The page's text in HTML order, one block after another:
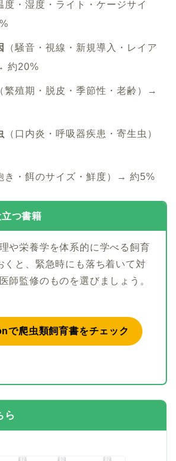
度・湿度・ライト・ケージサイ
（騒音・視線・新規導入・レイア
約20%
（繁殖期・脱皮・季節性・老齢）→
（口内炎・呼吸器疾患・寄生虫）
き・餌のサイズ・鮮度）→ 約5%
つ書籍
や栄養学を体系的に学べる飼育
くと、緊急時にも落ち着いて対
師監修のものを選びましょう。
で爬虫類飼育書をチェック
ら